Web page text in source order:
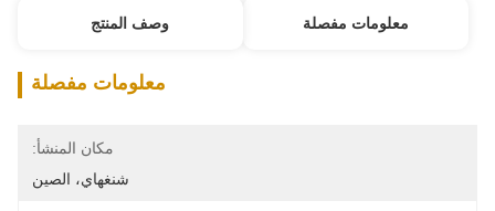
معلومات مفصلة وصف المنتج
معلومات مفصلة
مكان المنشأ:
شنغهاي، الصين